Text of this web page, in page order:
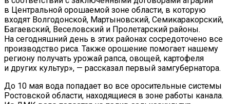
в Центральной орошаемой зоне области, в которую
входят Волгодонской, Мартыновский, Семикаракорский,
Багаевский, Веселовский и Пролетарский районы.
На сегодняшний день в этих районах сосредоточено все
производство риса. Также орошение помогает нашему
региону получать урожай рапса, овощей, картофеля
и других культур», — рассказал первый замгубернатора.
До 10 мая вода попадает во все оросительные системы
Ростовской области, находящиеся в зоне работы канала.